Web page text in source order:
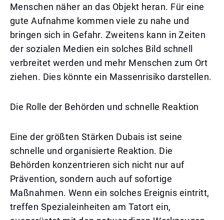
Menschen näher an das Objekt heran. Für eine
gute Aufnahme kommen viele zu nahe und
bringen sich in Gefahr. Zweitens kann in Zeiten
der sozialen Medien ein solches Bild schnell
verbreitet werden und mehr Menschen zum Ort
ziehen. Dies könnte ein Massenrisiko darstellen.
Die Rolle der Behörden und schnelle Reaktion
Eine der größten Stärken Dubais ist seine
schnelle und organisierte Reaktion. Die
Behörden konzentrieren sich nicht nur auf
Prävention, sondern auch auf sofortige
Maßnahmen. Wenn ein solches Ereignis eintritt,
treffen Spezialeinheiten am Tatort ein,